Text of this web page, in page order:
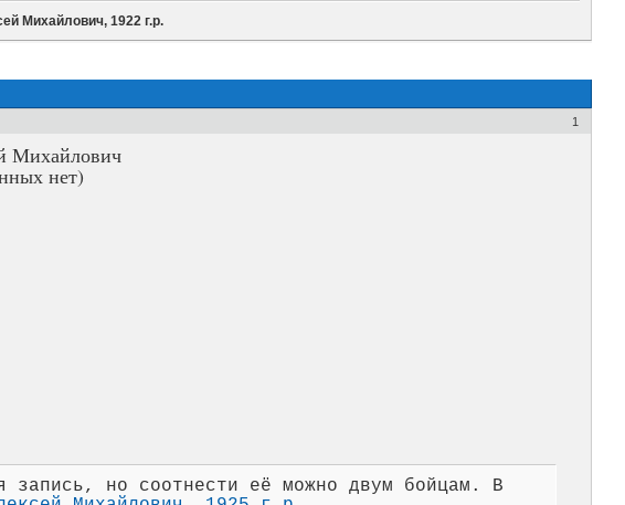
Михайлович, 1922 г.р.
1
Михайлович
нет)
запись, но соотнести её можно двум бойцам. В